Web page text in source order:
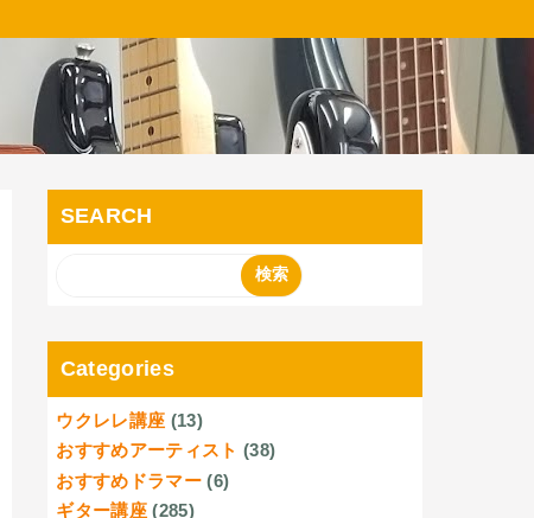
SEARCH
Categories
ウクレレ講座 (13)
おすすめアーティスト (38)
おすすめドラマー (6)
ギター講座 (285)